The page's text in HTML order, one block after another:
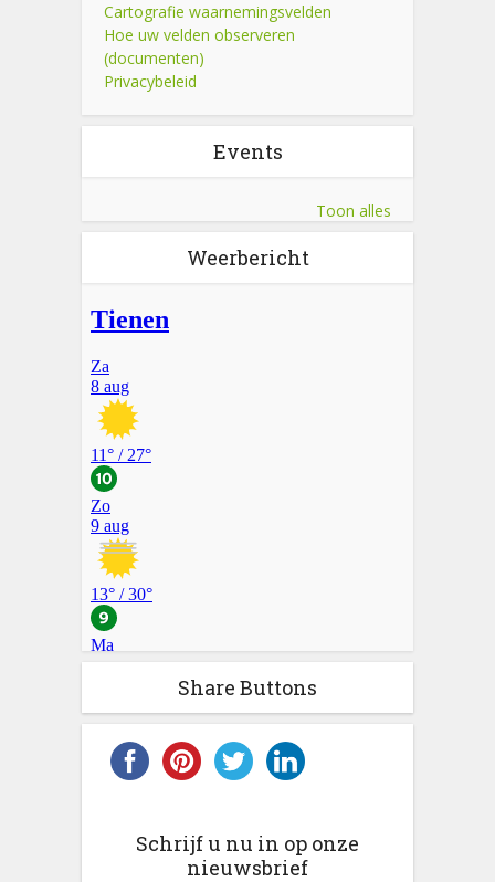
Cartografie waarnemingsvelden
Hoe uw velden observeren
(documenten)
Privacybeleid
Events
Toon alles
Weerbericht
Share Buttons
Schrijf u nu in op onze
nieuwsbrief